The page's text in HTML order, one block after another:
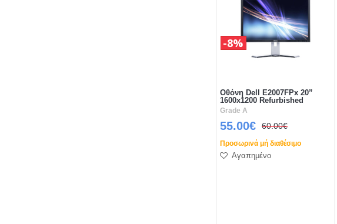
Οθόνη Dell E2007FPx 20”
1600x1200 Refurbished
Grade A
55.00€ 60.00€
8%
Προσωρινά μή διαθέσιμο
Αγαπημένο